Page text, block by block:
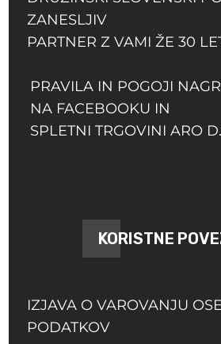
ZANESLJIV
PARTNER Z VAMI ŽE 30
PRAVILA IN POGOJI
NA FACEBOOKU IN
SPLETNI TRGOVINI ARO
KORISTNE
IZJAVA O VAROVANJU
PODATKOV